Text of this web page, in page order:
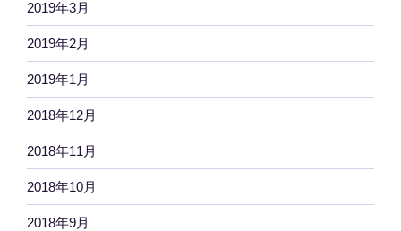
2019年3月
2019年2月
2019年1月
2018年12月
2018年11月
2018年10月
2018年9月